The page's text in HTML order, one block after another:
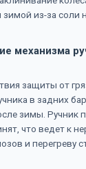
зимой из-за соли
механизма
защиты от
в задних
зимы. Ручник
что ведет к
и перегреву